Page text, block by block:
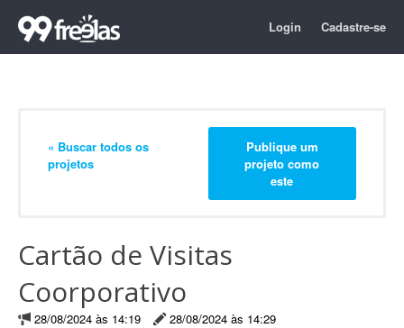
Login Cadastre-se
« Buscar todos os
projetos
Publique um
projeto como
este
Cartão de Visitas
Coorporativo
28/08/2024 às 14:19 28/08/2024 às 14:29